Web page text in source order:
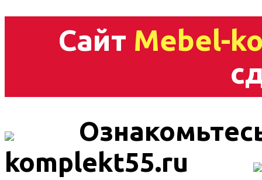
Сайт Mebel-
komplekt55.ru